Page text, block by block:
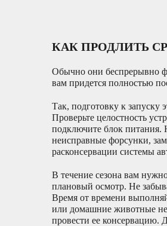
КАК ПРОДЛИТЬ
Обычно они беспрерывно
вам придется полностью
Так, подготовку к запуску
Проверьте целостность
подключите блок питания.
неисправные форсунки,
расконсервации системы
В течение сезона вам
плановый осмотр. Не
Время от времени
или домашние животные не
провести ее консервацию.